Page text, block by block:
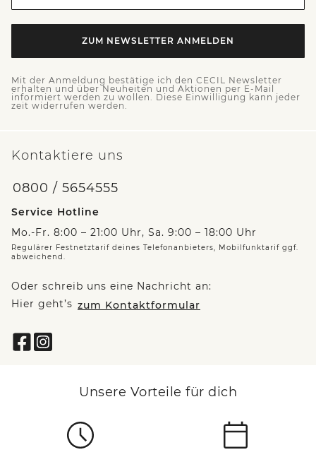
ZUM NEWSLETTER ANMELDEN
Mit der Anmeldung bestätige ich den CECIL Newsletter
erhalten und über Neuheiten und Aktionen per E-Mail
informiert werden zu wollen. Diese Einwilligung kann jeder
zeit widerrufen werden.
Kontaktiere uns
0800 / 5654555
Service Hotline
Mo.-Fr. 8:00 – 21:00 Uhr, Sa. 9:00 – 18:00 Uhr
Regulärer Festnetztarif deines Telefonanbieters, Mobilfunktarif ggf.
abweichend.
Oder schreib uns eine Nachricht an:
Hier geht’s zum Kontaktformular
Unsere Vorteile für dich